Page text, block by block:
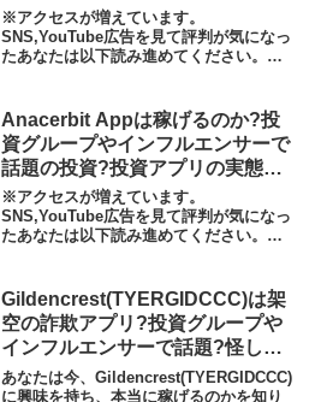
者の声、口コミや評判を調査しま
した、著名人の名を騙る広告に惑
わされてはいけません
※アクセスが増えています。
SNS,YouTube広告を見て評判が気になっ
たあなたは以下読み進めてください。偽
BitAlpha AIに興味を持ち、本当に稼げる
のかを知りたい...
Anacerbit Appは稼げるのか?投
資グループやインフルエンサーで
話題の投資?投資アプリの実態や
実践者の声、口コミや評判を調査
しました、広告に惑わされてはい
けません
※アクセスが増えています。
SNS,YouTube広告を見て評判が気になっ
たあなたは以下読み進めてください。偽
Anacerbit Appに興味を持ち、本当に稼
げるのかを知り...
Gildencrest(TYERGIDCCC)は架
空の詐欺アプリ?投資グループや
インフルエンサーで話題?怪しい
投資アプリの実態や実践者の声、
口コミや評判を調査しました
あなたは今、Gildencrest(TYERGIDCCC)
に興味を持ち、本当に稼げるのかを知り